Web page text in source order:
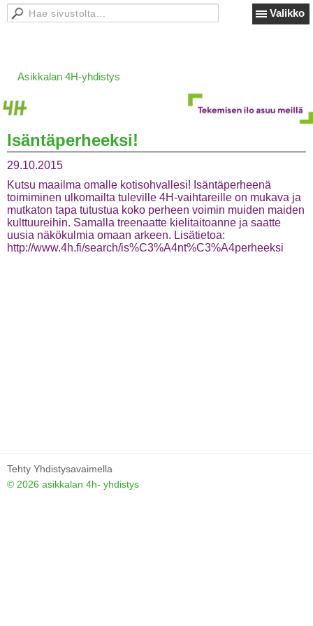
Valikko
Asikkalan 4H-yhdistys
Isäntäperheeksi!
29.10.2015
Kutsu maailma omalle kotisohvallesi! Isäntäperheenä
toimiminen ulkomailta tuleville 4H-vaihtareille on mukava ja
mutkaton tapa tutustua koko perheen voimin muiden maiden
kulttuureihin. Samalla treenaatte kielitaitoanne ja saatte
uusia näkökulmia omaan arkeen. Lisätietoa:
http://www.4h.fi/search/is%C3%A4nt%C3%A4perheeksi
Tehty Yhdistysavaimella
© 2026 asikkalan 4h- yhdistys